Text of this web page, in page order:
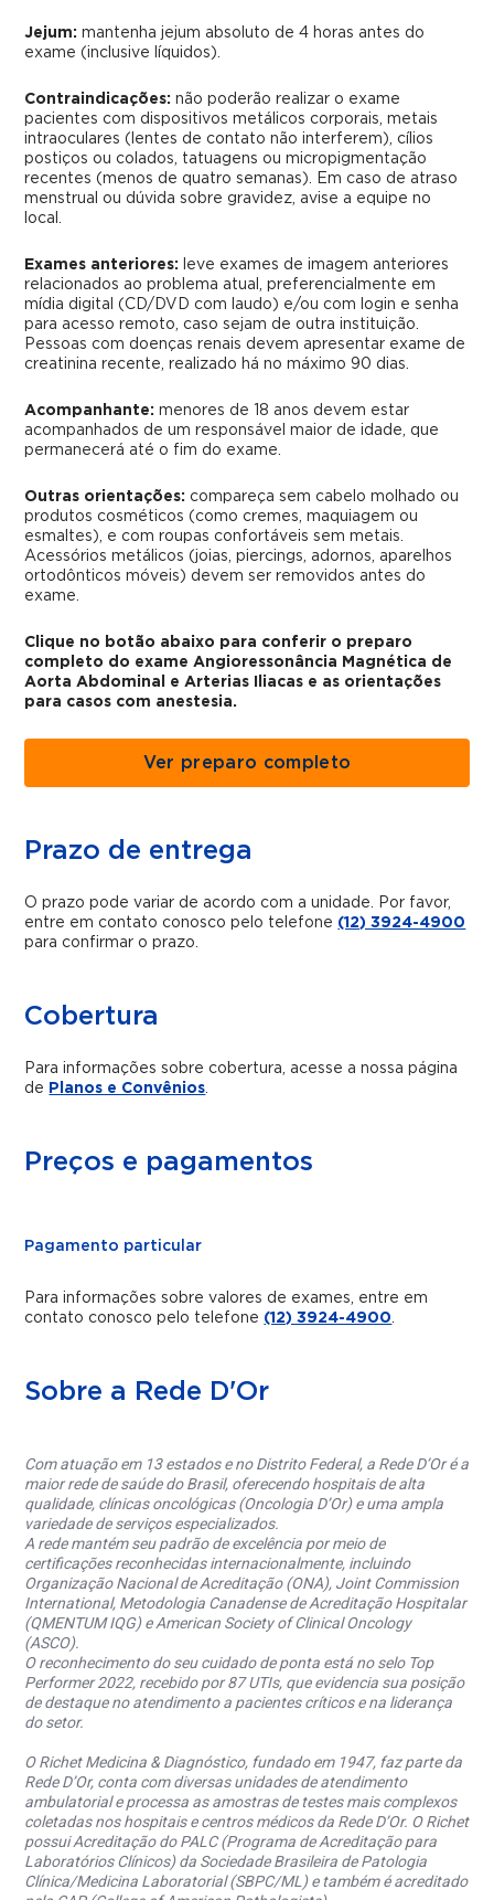
Jejum: mantenha jejum absoluto de 4 horas antes do
exame (inclusive líquidos).
Contraindicações: não poderão realizar o exame
pacientes com dispositivos metálicos corporais, metais
intraoculares (lentes de contato não interferem), cílios
postiços ou colados, tatuagens ou micropigmentação
recentes (menos de quatro semanas). Em caso de atraso
menstrual ou dúvida sobre gravidez, avise a equipe no
local.
Exames anteriores:
leve exames de imagem anteriores
relacionados ao problema atual, preferencialmente em
mídia digital (CD/DVD com laudo) e/ou com login e senha
para acesso remoto, caso sejam de outra instituição.
Pessoas com doenças renais devem apresentar exame de
creatinina recente, realizado há no máximo 90 dias.
Acompanhante: menores de 18 anos devem estar
acompanhados de um responsável maior de idade, que
permanecerá até o fim do exame.
Outras orientações: compareça sem cabelo molhado ou
produtos cosméticos (como cremes, maquiagem ou
esmaltes), e com roupas confortáveis sem metais.
Acessórios metálicos (joias, piercings, adornos, aparelhos
ortodônticos móveis) devem ser removidos antes do
exame.
Clique no botão abaixo para conferir o preparo
completo do exame Angioressonância Magnética de
Aorta Abdominal e Arterias Iliacas e as orientações
para casos com anestesia.
Ver preparo completo
Prazo de entrega
O prazo pode variar de acordo com a unidade. Por favor,
entre em contato conosco pelo telefone (12) 3924-4900
para confirmar o prazo.
Cobertura
Para informações sobre cobertura, acesse a nossa página
de Planos e Convênios.
Preços e pagamentos
Pagamento particular
Para informações sobre valores de exames, entre em
contato conosco pelo telefone (12) 3924-4900.
Sobre a Rede D'Or
Com atuação em 13 estados e no Distrito Federal, a Rede D’Or é a
maior rede de saúde do Brasil, oferecendo hospitais de alta
qualidade, clínicas oncológicas (Oncologia D’Or) e uma ampla
variedade de serviços especializados.
A rede mantém seu padrão de excelência por meio de
certificações reconhecidas internacionalmente, incluindo
Organização Nacional de Acreditação (ONA), Joint Commission
International, Metodologia Canadense de Acreditação Hospitalar
(QMENTUM IQG) e American Society of Clinical Oncology
(ASCO).
O reconhecimento do seu cuidado de ponta está no selo Top
Performer 2022, recebido por 87 UTIs, que evidencia sua posição
de destaque no atendimento a pacientes críticos e na liderança
do setor.
O Richet Medicina & Diagnóstico, fundado em 1947, faz parte da
Rede D’Or, conta com diversas unidades de atendimento
ambulatorial e processa as amostras de testes mais complexos
coletadas nos hospitais e centros médicos da Rede D’Or. O Richet
possui Acreditação do PALC (Programa de Acreditação para
Laboratórios Clínicos) da Sociedade Brasileira de Patologia
Clínica/Medicina Laboratorial (SBPC/ML) e também é acreditado